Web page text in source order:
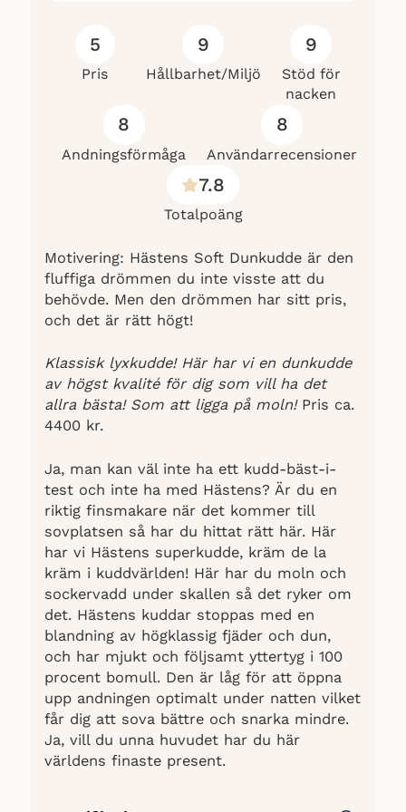
mellan lyx och funktionalitet på helt ny
nivå. En andningsbar och
temperaturreglerande konstruktion, grym
hållbarhet och 10-års garanti är pricken
över i för denna sängpartner som håller!
5
Pris
9
Hållbarhet/Miljö
9
Stöd för
nacken
8
Andningsförmåga
8
Användarrecensioner
7.8
Totalpoäng
Motivering: Hästens Soft Dunkudde är den
fluffiga drömmen du inte visste att du
behövde. Men den drömmen har sitt pris,
och det är rätt högt!
Klassisk lyxkudde! Här har vi en dunkudde
av högst kvalité för dig som vill ha det
allra bästa! Som att ligga på moln!Pris ca.
4400 kr.
Ja, man kan väl inte ha ett kudd-bäst-i-
test och inte ha med Hästens? Är du en
riktig finsmakare när det kommer till
sovplatsen så har du hittat rätt här. Här
har vi Hästens superkudde, kräm de la
kräm i kuddvärlden! Här har du moln och
sockervadd under skallen så det ryker om
det. Hästens kuddar stoppas med en
blandning av högklassig fjäder och dun,
och har mjukt och följsamt yttertyg i 100
procent bomull. Den är låg för att öppna
upp andningen optimalt under natten vilket
får dig att sova bättre och snarka mindre.
Ja, vill du unna huvudet har du här
världens finaste present.